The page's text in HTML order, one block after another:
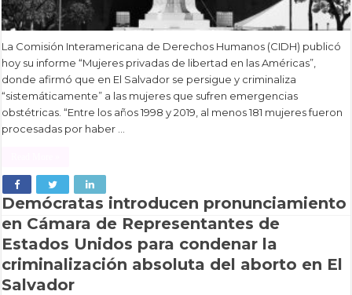
La Comisión Interamericana de Derechos Humanos (CIDH) publicó
hoy su informe “Mujeres privadas de libertad en las Américas”,
donde afirmó que en El Salvador se persigue y criminaliza
“sistemáticamente” a las mujeres que sufren emergencias
obstétricas. “Entre los años 1998 y 2019, al menos 181 mujeres fueron
procesadas por haber …
Demócratas introducen pronunciamiento
en Cámara de Representantes de
Estados Unidos para condenar la
criminalización absoluta del aborto en El
Salvador